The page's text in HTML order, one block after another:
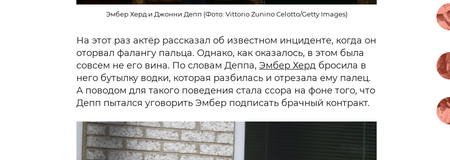
Эмбер Херд и Джонни Депп (Фото: Vittorio Zunino Celotto/Getty Images)
На этот раз актёр рассказал об известном инциденте, когда он
оторвал фалангу пальца. Однако, как оказалось, в этом была
совсем не его вина. По словам Деппа, Эмбер Херд бросила в
него бутылку водки, которая разбилась и отрезала ему палец.
А поводом для такого поведения стала ссора на фоне того, что
Депп пытался уговорить Эмбер подписать брачный контракт.